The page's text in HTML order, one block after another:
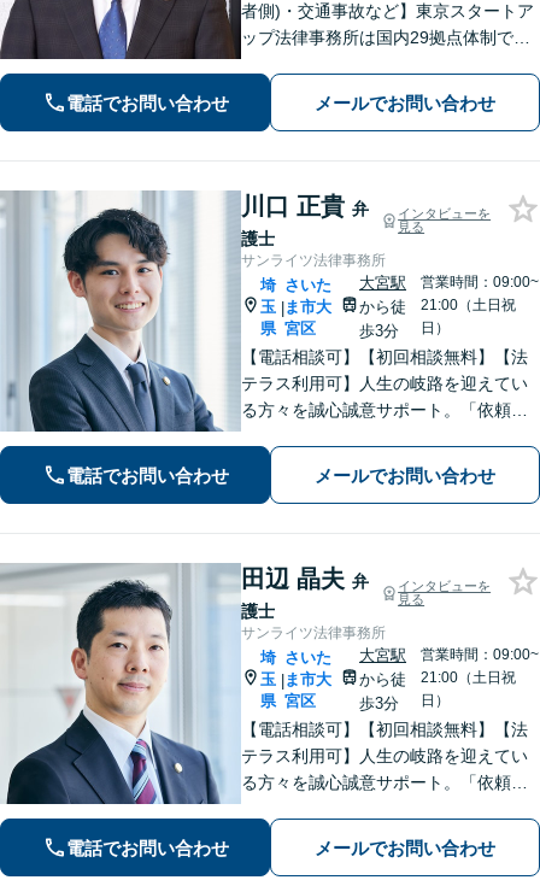
者側)・交通事故など】東京スタートア
ップ法律事務所は国内29拠点体制で全
対応(法律相談は完全予約制)】各分野で
専門性の高い弁護士が寄り添い解決を
電話でお問い合わせ メールでお問い合わせ
川口 正貴 弁
護士
インタビューを
見る
サンライツ法律事務所
埼
玉
県
|
さいた
ま市大
宮区
大宮駅
から徒
歩3分
営業時間：09:00~
21:00（土日祝
日）
【電話相談可】【初回相談無料】【法
テラス利用可】人生の岐路を迎えてい
る方々を誠心誠意サポート。「依頼者
女問題／借金問題／相続／企業法務／
刑事事件／交通事故／労働問題など、
電話でお問い合わせ メールでお問い合わせ
田辺 晶夫 弁
護士
インタビューを
見る
サンライツ法律事務所
埼
玉
県
|
さいた
ま市大
宮区
大宮駅
から徒
歩3分
営業時間：09:00~
21:00（土日祝
日）
【電話相談可】【初回相談無料】【法
テラス利用可】人生の岐路を迎えてい
る方々を誠心誠意サポート。「依頼者
女問題／借金問題／相続／企業法務／
刑事事件／交通事故／労働問題など、
電話でお問い合わせ メールでお問い合わせ